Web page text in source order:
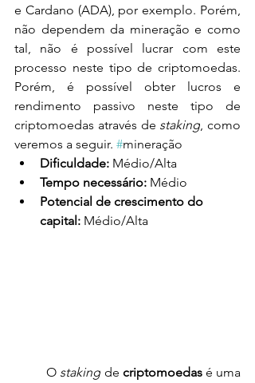
e Cardano (ADA), por exemplo. Porém,
não dependem da mineração e como
tal, não é possível lucrar com este
processo neste tipo de criptomoedas.
Porém, é possível obter lucros e
rendimento passivo neste tipo de
criptomoedas através de staking, como
veremos a seguir. #mineração
Dificuldade: Médio/Alta
Tempo necessário: Médio
Potencial de crescimento do
capital: Médio/Alta
O staking de criptomoedas é uma